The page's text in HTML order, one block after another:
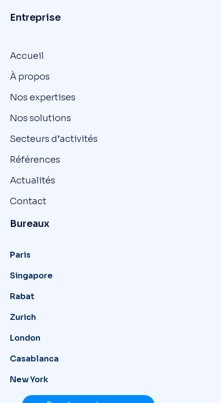
Entreprise
Accueil
À propos
Nos expertises
Nos solutions
Secteurs d’activités
Références
Actualités
Contact
Bureaux
Paris
Singapore
Rabat
Zurich
London
Casablanca
New York